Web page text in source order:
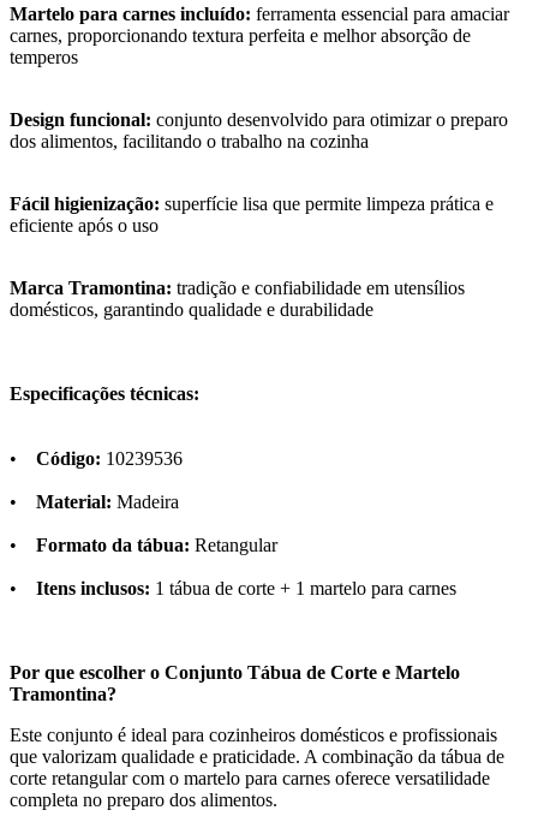
Martelo para carnes incluído: ferramenta essencial para amaciar
carnes, proporcionando textura perfeita e melhor absorção de
temperos
Design funcional: conjunto desenvolvido para otimizar o preparo
dos alimentos, facilitando o trabalho na cozinha
Fácil higienização: superfície lisa que permite limpeza prática e
eficiente após o uso
Marca Tramontina: tradição e confiabilidade em utensílios
domésticos, garantindo qualidade e durabilidade
Especificações técnicas:
• Código: 10239536
• Material: Madeira
• Formato da tábua: Retangular
• Itens inclusos: 1 tábua de corte + 1 martelo para carnes
Por que escolher o Conjunto Tábua de Corte e Martelo
Tramontina?
Este conjunto é ideal para cozinheiros domésticos e profissionais
que valorizam qualidade e praticidade. A combinação da tábua de
corte retangular com o martelo para carnes oferece versatilidade
completa no preparo dos alimentos.